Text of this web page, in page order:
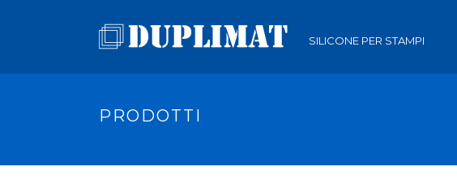
SILICONE PER STAMPI
PRODOTTI